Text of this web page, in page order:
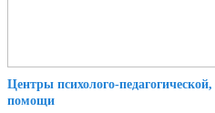
Центры психолого-
помощи